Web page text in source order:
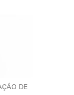
DE